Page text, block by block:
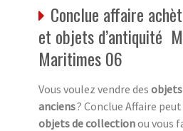
Conclue affaire
et objets d’antiquité
Maritimes 06
Vous voulez vendre des objets
anciens? Conclue Affaire
objets de collectionou vous